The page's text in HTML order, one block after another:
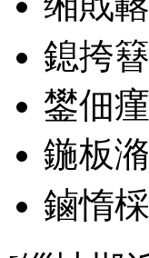
鎴挎
鐢佃
鍦板
鏀惰